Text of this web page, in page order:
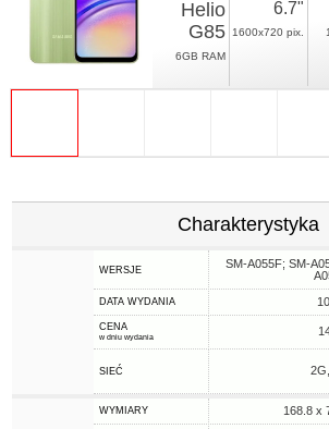
Helio
G85
6GB RAM
6.7"
1600x720 pix.
Charakterystyka
WERSJE
SM-A055F; SM-
DATA WYDANIA
CENA
w dniu wydania
SIEĆ
WYMIARY 168.8 x